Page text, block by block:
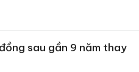
sau gần 9 năm thay